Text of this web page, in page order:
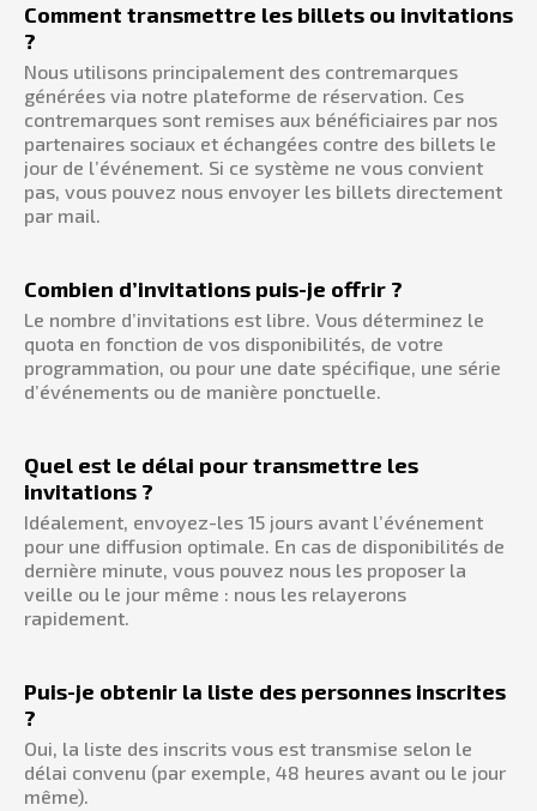
Comment transmettre les billets ou invitations
?
Nous utilisons principalement des contremarques
générées via notre plateforme de réservation. Ces
contremarques sont remises aux bénéficiaires par nos
partenaires sociaux et échangées contre des billets le
jour de l’événement. Si ce système ne vous convient
pas, vous pouvez nous envoyer les billets directement
par mail.
Combien d’invitations puis-je offrir ?
Le nombre d’invitations est libre. Vous déterminez le
quota en fonction de vos disponibilités, de votre
programmation, ou pour une date spécifique, une série
d’événements ou de manière ponctuelle.
Quel est le délai pour transmettre les
invitations ?
Idéalement, envoyez-les 15 jours avant l’événement
pour une diffusion optimale. En cas de disponibilités de
dernière minute, vous pouvez nous les proposer la
veille ou le jour même : nous les relayerons
rapidement.
Puis-je obtenir la liste des personnes inscrites
?
Oui, la liste des inscrits vous est transmise selon le
délai convenu (par exemple, 48 heures avant ou le jour
même).